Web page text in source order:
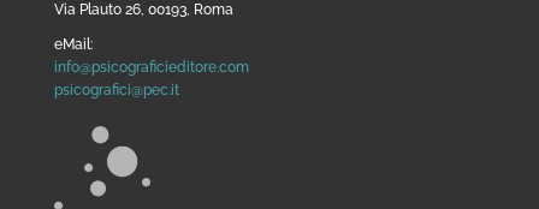
Via Plauto 26, 00193, Roma
eMail:
info@psicograficieditore.com
psicografici@pec.it